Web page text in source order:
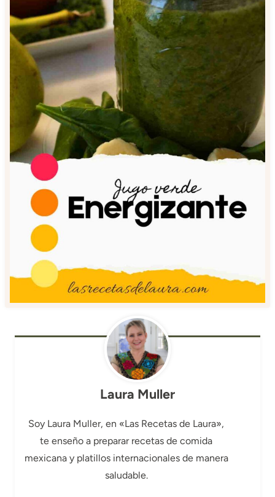
Laura Muller
Soy Laura Muller, en «Las Recetas de Laura»,
te enseño a preparar recetas de comida
mexicana y platillos internacionales de manera
saludable.